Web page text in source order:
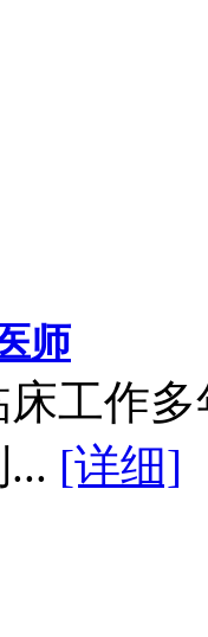
师
工作
[详细]